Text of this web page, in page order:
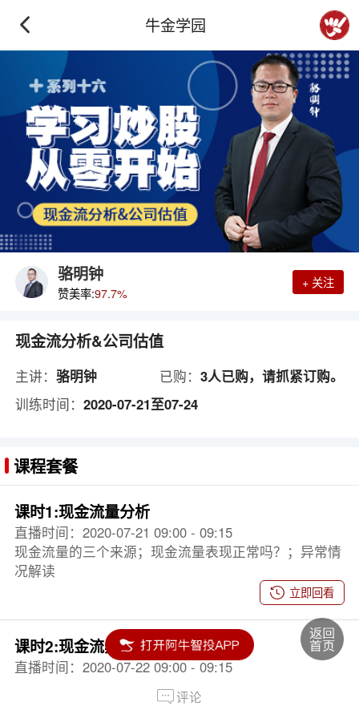
牛金学园
骆明钟
赞美率:97.7%
+ 关注
现金流分析&公司估值
主讲：骆明钟 已购： 3人已购，请抓紧订购。
训练时间：2020-07-21至07-24
课程套餐
课时1:现金流量分析
直播时间：2020-07-21 09:00 - 09:15
现金流量的三个来源；现金流量表现正常吗？；异常情
况解读
立即回看
课时2:现金流异常解读
直播时间：2020-07-22 09:00 - 09:15
现金流异常情况；财务报表简要阅读方法；
评论